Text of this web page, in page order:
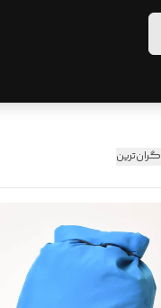
گران‌ترین